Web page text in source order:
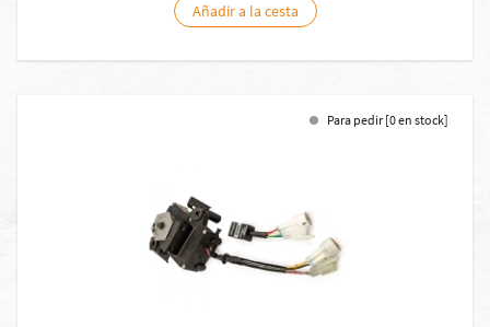
Añadir a la cesta
Para pedir [0 en stock]